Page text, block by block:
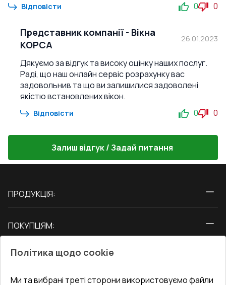
Відповісти 0 0
Представник компанії - Вікна
КОРСА
26.01.2023
Дякуємо за відгук та високу оцінку наших послуг.
Раді, що наш онлайн сервіс розрахунку вас
задовольнив та що ви залишилися задоволені
якістю встановлених вікон.
Відповісти 0 0
Залиш відгук / Задай питання
ПРОДУКЦІЯ:
Двері
ПОКУПЦЯМ:
Блог
СЕРВІС ТА ОБЛУГОВУВАННЯ:
Доставка і Оплата
Політика щодо cookie
Ми та вибрані треті сторони використовуємо файли